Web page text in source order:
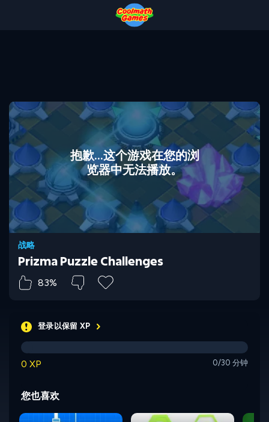
抱歉...这个游戏在您的浏
览器中无法播放。
战略
Prizma Puzzle Challenges
83%
登录以保留 XP
0 XP 0/30 分钟
您也喜欢